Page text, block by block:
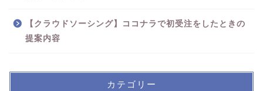
【クラウドソーシング】ココナラで初受注をしたときの
提案内容
カテゴリー